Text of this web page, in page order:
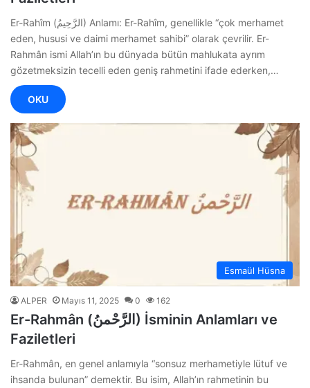
Er-Rahîm (الرَّحِيمُ) Anlamı: Er-Rahîm, genellikle “çok merhamet
eden, hususi ve daimi merhamet sahibi” olarak çevrilir. Er-
Rahmân ismi Allah’ın bu dünyada bütün mahlukata ayrım
gözetmeksizin tecelli eden geniş rahmetini ifade ederken,…
OKU
Esmaül Hüsna
ALPER Mayıs 11, 2025 0 162
Er-Rahmân (الرَّحْمنُ) İsminin Anlamları ve
Faziletleri
Er-Rahmân, en genel anlamıyla “sonsuz merhametiyle lütuf ve
ihsanda bulunan” demektir. Bu isim, Allah’ın rahmetinin bu